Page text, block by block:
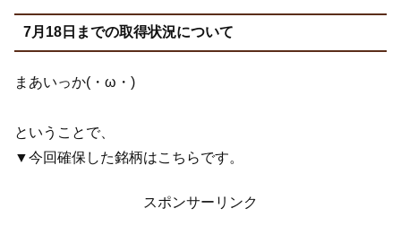
7月18日までの取得状況について
まあいっか(・ω・)
ということで、
▼今回確保した銘柄はこちらです。
スポンサーリンク